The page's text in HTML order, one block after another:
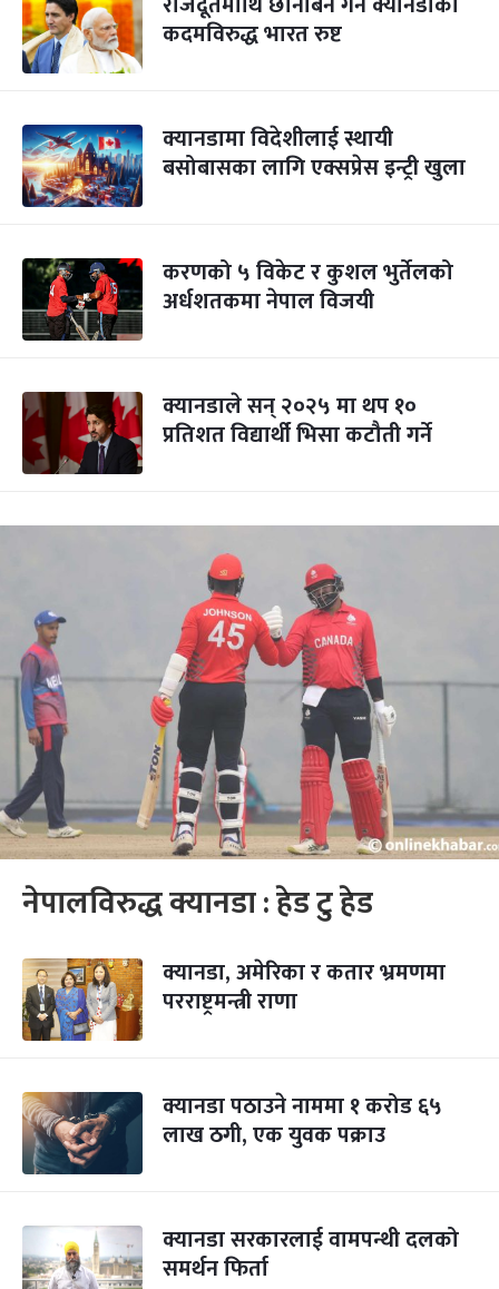
कदमविरुद्ध भारत रुष्ट
क्यानडामा विदेशीलाई स्थायी
बसोबासका लागि एक्सप्रेस इन्ट्री खुला
करणको ५ विकेट र कुशल भुर्तेलको
अर्धशतकमा नेपाल विजयी
क्यानडाले सन् २०२५ मा थप १०
प्रतिशत विद्यार्थी भिसा कटौती गर्ने
नेपालविरुद्ध क्यानडा : हेड टु हेड
क्यानडा, अमेरिका र कतार भ्रमणमा
परराष्ट्रमन्त्री राणा
क्यानडा पठाउने नाममा १ करोड ६५
लाख ठगी, एक युवक पक्राउ
क्यानडा सरकारलाई वामपन्थी दलको
समर्थन फिर्ता